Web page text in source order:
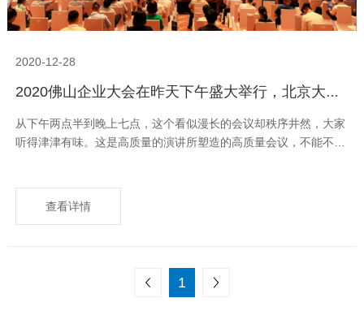
2020-12-28
2020佛山企业大会在昨天下午盛大举行，北京大学国家发展研究院教授周其仁现场以《突围再登攀》为题发表主旨演讲。这次会议是疫情期间佛山最有营养的会议
从下午两点半到晚上七点，这个看似漫长的会议却秩序井然，大家
听得津津有味。这是高质量的演讲所塑造的高质量会议，不能不
查看详情
1
下一页